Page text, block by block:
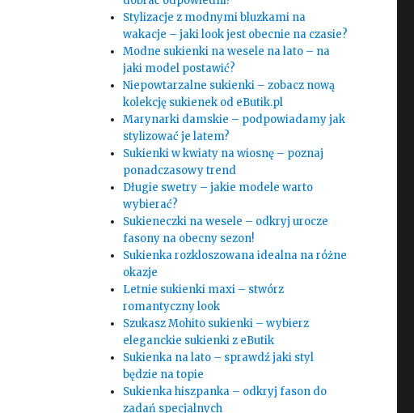
Stylizacje z modnymi bluzkami na
wakacje – jaki look jest obecnie na czasie?
Modne sukienki na wesele na lato – na
jaki model postawić?
Niepowtarzalne sukienki – zobacz nową
kolekcję sukienek od eButik.pl
Marynarki damskie – podpowiadamy jak
stylizować je latem?
Sukienki w kwiaty na wiosnę – poznaj
ponadczasowy trend
Długie swetry – jakie modele warto
wybierać?
Sukieneczki na wesele – odkryj urocze
fasony na obecny sezon!
Sukienka rozkloszowana idealna na różne
okazje
Letnie sukienki maxi – stwórz
romantyczny look
Szukasz Mohito sukienki – wybierz
eleganckie sukienki z eButik
Sukienka na lato – sprawdź jaki styl
będzie na topie
Sukienka hiszpanka – odkryj fason do
zadań specjalnych